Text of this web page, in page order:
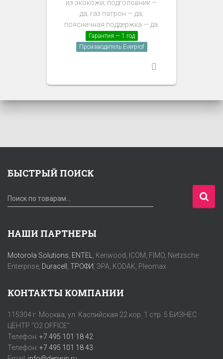
из экокожи; подголовник —
да; газ патрон — да;
поясничная поддержка — да.
Гарантия — 1 год
Производитель Everprof
БЫСТРЫЙ ПОИСК
И
с
т
:
Поиск по товарам…
НАШИ ПАРТНЕРЫ
Motorola Solutions ENTEL
, Kenwood, ICOM, FIMO, Nietzsche
Enterprise, Duracell ТРОФИ , ЭРА, KODAK, Pleomax
КОНТАКТЫ КОМПАНИИ
115304 г. Москва, ул. Каспийская 22 кор. 1 стр. 5 БИЗНЕС
ЦЕНТР "O2 OFFICE"
Телефон: +7 495 101 18 42
Телефон: +7 495 101 18 43